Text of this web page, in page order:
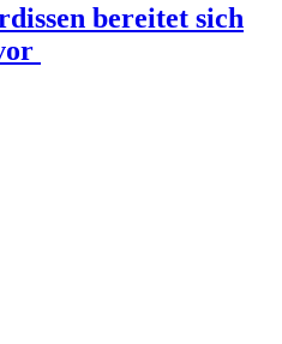
bereitet sich